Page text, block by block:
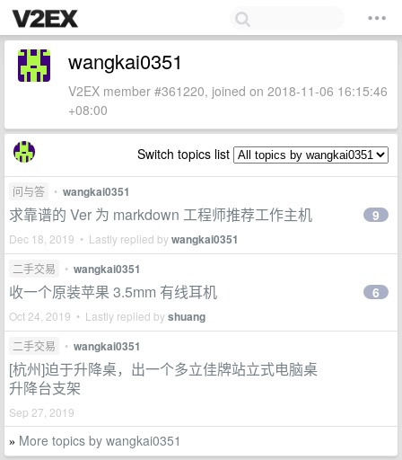
wangkai0351
V2EX member #361220, joined on 2018-11-06 16:15:46
+08:00
Switch topics list
问与答 • wangkai0351
求靠谱的 Ver 为 markdown 工程师推荐工作主机
Dec 18, 2019 • Lastly replied bywangkai0351
9
二手交易 • wangkai0351
收一个原装苹果 3.5mm 有线耳机
Oct 24, 2019 • Lastly replied byshuang
6
二手交易 • wangkai0351
[杭州]迫于升降桌，出一个多立佳牌站立式电脑桌
升降台支架
Sep 27, 2019
» More topics by wangkai0351